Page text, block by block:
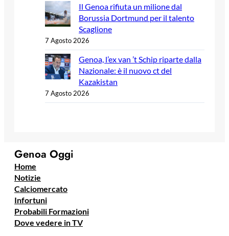
Il Genoa rifiuta un milione dal
Borussia Dortmund per il talento
Scaglione
7 Agosto 2026
Genoa, l’ex van ’t Schip riparte dalla
Nazionale: è il nuovo ct del
Kazakistan
7 Agosto 2026
Genoa Oggi
Home
Notizie
Calciomercato
Infortuni
Probabili Formazioni
Dove vedere in TV